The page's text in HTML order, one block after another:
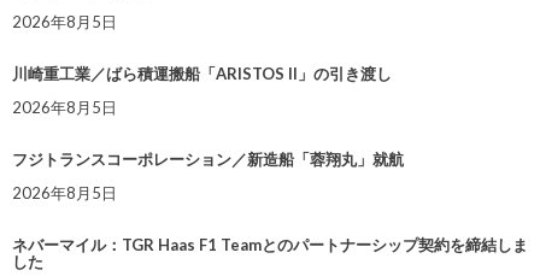
2026年8月5日
川崎重工業／ばら積運搬船「ARISTOS II」の引き渡し
2026年8月5日
フジトランスコーポレーション／新造船「蓉翔丸」就航
2026年8月5日
ネバーマイル：TGR Haas F1 Teamとのパートナーシップ契約を締結しま
した